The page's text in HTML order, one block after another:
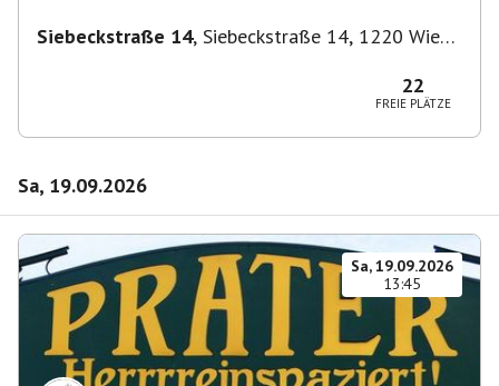
Siebeckstraße 14, Siebeckstraße 14, 1220 Wien,
22
FREIE PLÄTZE
Sa, 19.09.2026
Sa, 19.09.2026
13:45